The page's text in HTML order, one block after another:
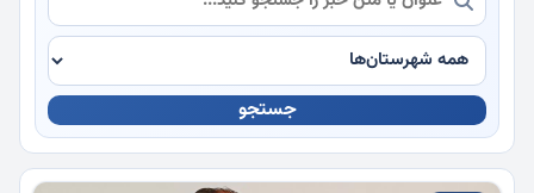
ورزشی
چندرسانه جستجو